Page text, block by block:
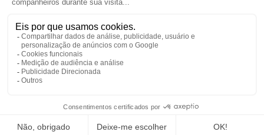
CANDIDATOS
NOTÍCIAS E CONSELHOS
RSE/COMPROMISSO
JUNTE-SE A NÓS MAPA DO SITE CRÉDITOS
POLÍTICA DE PROTECÇÃO DE DADOS